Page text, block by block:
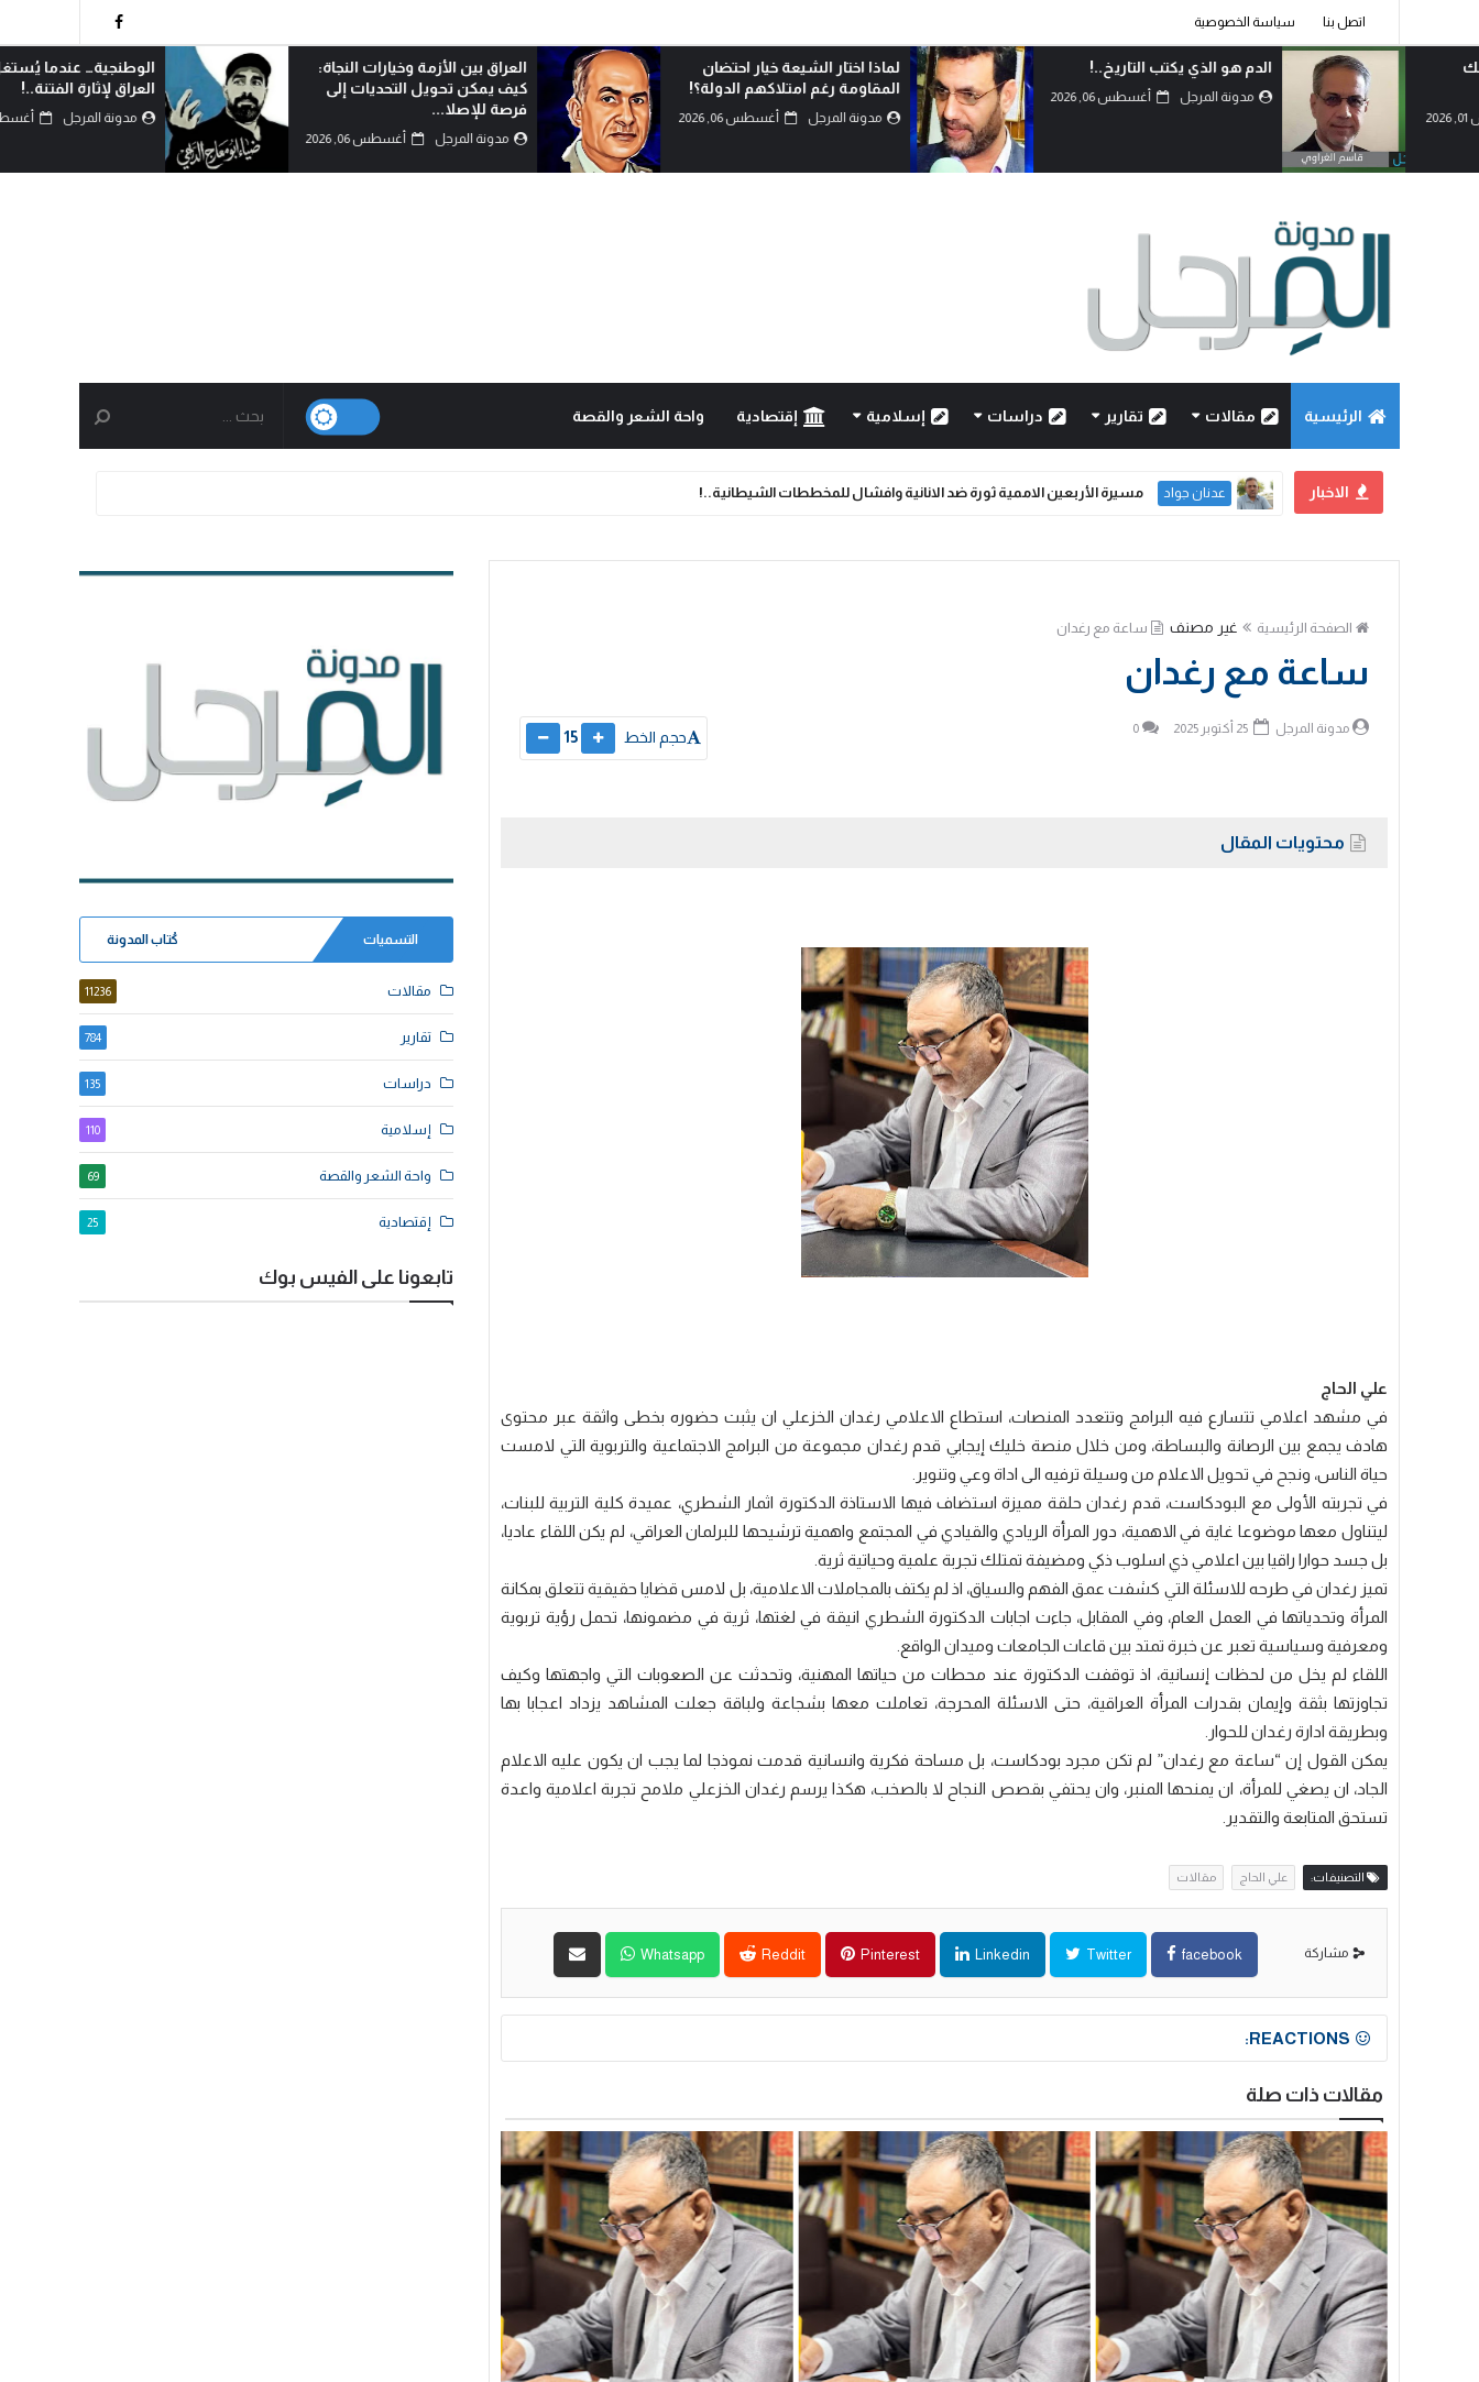
اتصل بنا سياسة الخصوصية
الدم هو الذي يكتب التاريخ..!
مدونة المرجل أغسطس 06, 2026
لماذا اختار الشيعة خيار احتضان
المقاومة رغم امتلاكهم الدولة؟!
مدونة المرجل أغسطس 06, 2026
العراق بين الأزمة وخيارات النجاة:
كيف يمكن تحويل التحديات إلى
فرصة للإصلا...
مدونة المرجل أغسطس 06, 2026
الوطنجية… عندما يُستغل علم
العراق لإثارة الفتنة..!
مدونة المرجل أغسطس 06, 2026
الرئيسية مقالات تقارير دراسات إسلامية إقتصادية واحة الشعر والقصة
الاخبار عدنان جواد مسيرة الأربعين الاممية ثورة ضد الانانية وافشال للمخططات الشيطانية..!
الصفحة الرئيسية غير مصنف ساعة مع رغدان
ساعة مع رغدان
مدونة المرجل 0 حجم الخط 15
محتويات المقال
علي الحاج
في مشهد اعلامي تتسارع فيه البرامج وتتعدد المنصات، استطاع الاعلامي رغدان الخزعلي ان يثبت حضوره بخطى واثقة عبر محتوى
هادف يجمع بين الرصانة والبساطة، ومن خلال منصة خليك إيجابي قدم رغدان مجموعة من البرامج الاجتماعية والتربوية التي لامست
حياة الناس، ونجح في تحويل الاعلام من وسيلة ترفيه الى اداة وعي وتنوير.
في تجربته الأولى مع البودكاست، قدم رغدان حلقة مميزة استضاف فيها الاستاذة الدكتورة اثمار الشطري، عميدة كلية التربية للبنات،
ليتناول معها موضوعا غاية في الاهمية، دور المرأة الريادي والقيادي في المجتمع واهمية ترشيحها للبرلمان العراقي، لم يكن اللقاء عاديا،
بل جسد حوارا راقيا بين اعلامي ذي اسلوب ذكي ومضيفة تمتلك تجربة علمية وحياتية ثرية.
تميز رغدان في طرحه للاسئلة التي كشفت عمق الفهم والسياق، اذ لم يكتف بالمجاملات الاعلامية، بل لامس قضايا حقيقية تتعلق بمكانة
المرأة وتحدياتها في العمل العام، وفي المقابل، جاءت اجابات الدكتورة الشطري انيقة في لغتها، ثرية في مضمونها، تحمل رؤية تربوية
ومعرفية وسياسية تعبر عن خبرة تمتد بين قاعات الجامعات وميدان الواقع.
اللقاء لم يخل من لحظات إنسانية، اذ توقفت الدكتورة عند محطات من حياتها المهنية، وتحدثت عن الصعوبات التي واجهتها وكيف
تجاوزتها بثقة وإيمان بقدرات المرأة العراقية، حتى الاسئلة المحرجة، تعاملت معها بشجاعة ولباقة جعلت المشاهد يزداد اعجابا بها
وبطريقة ادارة رغدان للحوار.
يمكن القول إن “ساعة مع رغدان” لم تكن مجرد بودكاست، بل مساحة فكرية وانسانية قدمت نموذجا لما يجب ان يكون عليه الاعلام
الجاد، ان يصغي للمرأة، ان يمنحها المنبر، وان يحتفي بقصص النجاح لا بالصخب، هكذا يرسم رغدان الخزعلي ملامح تجربة اعلامية واعدة
تستحق المتابعة والتقدير.
التصنيفات: علي الحاج مقالات
مشاركة facebook
Twitter
Linkedin
Pinterest
Reddit
Whatsapp
REACTIONS:
مقالات ذات صلة
التسميات كُتاب المدونة
مقالات 11236
تقارير 784
دراسات 135
إسلامية 110
واحة الشعر والقصة 69
إقتصادية 25
تابعونا على الفيس بوك